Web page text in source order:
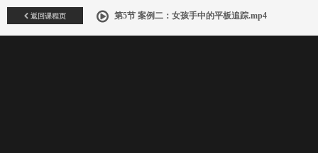
返回课程页 第5节 案例二：女孩手中的平板追踪.mp4